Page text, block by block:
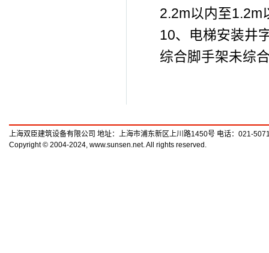
2.2m以内至1.2m
10、电梯安装井
综合脚手架未综
上海双臣建筑设备有限公司 地址：上海市浦东新区上川路1450号 电话：021-
Copyright © 2004-2024, www.sunsen.net. All rights reserved.